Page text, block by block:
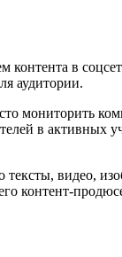
в
аудитории.
в активных
видео,
контент-